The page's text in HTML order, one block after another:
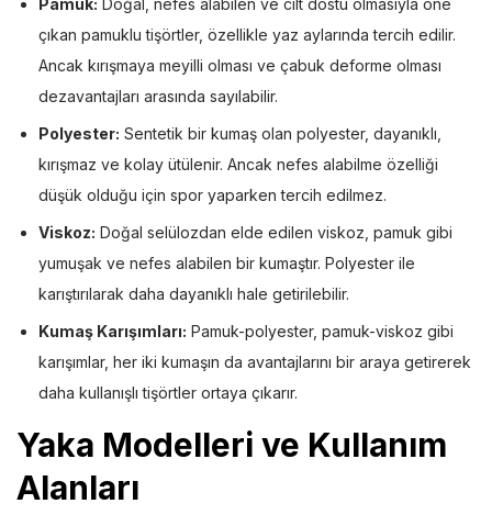
çıkan pamuklu tişörtler, özellikle yaz aylarında tercih edilir.
Ancak kırışmaya meyilli olması ve çabuk deforme olması
dezavantajları arasında sayılabilir.
Polyester: Sentetik bir kumaş olan polyester, dayanıklı,
kırışmaz ve kolay ütülenir. Ancak nefes alabilme özelliği
düşük olduğu için spor yaparken tercih edilmez.
Viskoz: Doğal selülozdan elde edilen viskoz, pamuk gibi
yumuşak ve nefes alabilen bir kumaştır. Polyester ile
karıştırılarak daha dayanıklı hale getirilebilir.
Kumaş Karışımları: Pamuk-polyester, pamuk-viskoz gibi
karışımlar, her iki kumaşın da avantajlarını bir araya getirerek
daha kullanışlı tişörtler ortaya çıkarır.
Yaka Modelleri ve Kullanım
Alanları